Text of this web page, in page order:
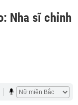
Nha sĩ chỉnh